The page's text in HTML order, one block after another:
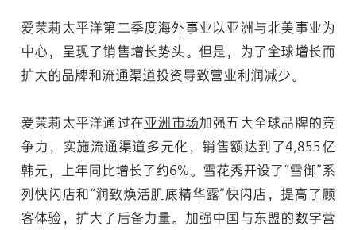
爱茉莉太平洋第二季度海外事业以亚洲与北美事业为
中心，呈现了销售增长势头。但是，为了全球增长而
扩大的品牌和流通渠道投资导致营业利润减少。
爱茉莉太平洋通过在亚洲市场加强五大全球品牌的竞
争力，实施流通渠道多元化，销售额达到了4,855亿
韩元，上年同比增长了约6%。雪花秀开设了“雪御”系
列快闪店和“润致焕活肌底精华露”快闪店，提高了顾
客体验，扩大了后备力量。加强中国与东盟的数字营